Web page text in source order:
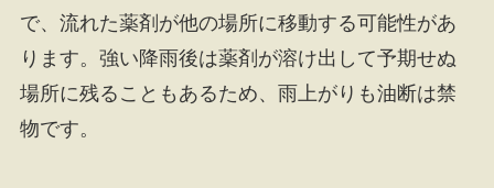
で、流れた薬剤が他の場所に移動する可能性があ
ります。強い降雨後は薬剤が溶け出して予期せぬ
場所に残ることもあるため、雨上がりも油断は禁
物です。